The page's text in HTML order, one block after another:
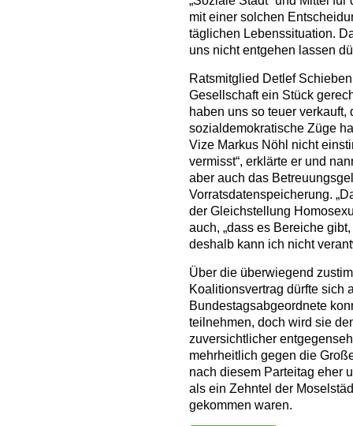
mit einer solchen
täglichen Lebenssituation.
uns nicht entgehen lassen
Ratsmitglied Detlef
Gesellschaft ein Stück
haben uns so teuer verkauft,
sozialdemokratische Züge
Vize Markus Nöhl nicht
vermisst“, erklärte er und
aber auch das
Vorratsdatenspeicherung.
der Gleichstellung
auch, „dass es Bereiche
deshalb kann ich nicht
Über die überwiegend
Koalitionsvertrag dürfte sich
Bundestagsabgeordnete
teilnehmen, doch wird sie
zuversichtlicher
mehrheitlich gegen die
nach diesem Parteitag eher
als ein Zehntel der
gekommen waren.